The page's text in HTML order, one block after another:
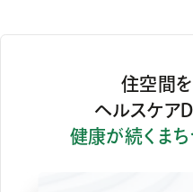
住空間
ヘルスケア
健康が続くまち